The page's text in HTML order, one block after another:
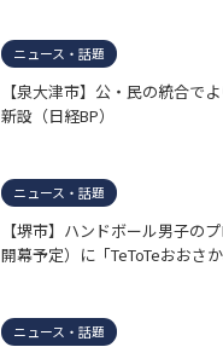
ニュース・話題
【泉大津市】公・民の統合で
新設（日経BP）
ニュース・話題
【堺市】ハンドボール男子の
開幕予定）に「TeToTeおおさ
ニュース・話題